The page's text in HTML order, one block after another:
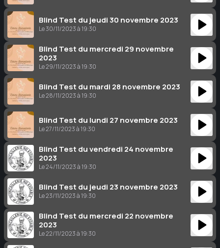
Blind Test du jeudi 30 novembre 2023
Le 30/11/2023 à 19:30
Blind Test du mercredi 29 novembre
2023
Le 29/11/2023 à 19:30
Blind Test du mardi 28 novembre 2023
Le 28/11/2023 à 19:30
Blind Test du lundi 27 novembre 2023
Le 27/11/2023 à 19:30
Blind Test du vendredi 24 novembre
2023
Le 24/11/2023 à 19:30
Blind Test du jeudi 23 novembre 2023
Le 23/11/2023 à 19:30
Blind Test du mercredi 22 novembre
2023
Le 22/11/2023 à 19:30